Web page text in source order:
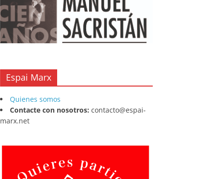
Espai Marx
Quienes somos
Contacte con nosotros: contacto@espai-
marx.net